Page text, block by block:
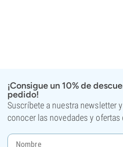
¡Consigue un 10% de
pedido!
Suscríbete a nuestra newsletter
conocer las novedades y ofertas